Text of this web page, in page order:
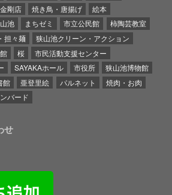
剛店 焼き鳥・唐揚げ
絵本
池 まちゼミ 市立公民館
柿陶芸教室
担々麺
狭山池クリーン・アクション
桜
市民活動支援センター
SAYAKAホール 市役所
狭山池博物館
館 亜登里絵 パルネット
焼肉・お肉
バード
せ